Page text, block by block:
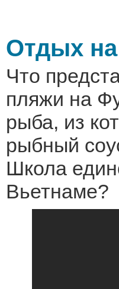
Отдых
Что
пляжи на
рыба, из
рыбный
Школа
Вьетнаме?